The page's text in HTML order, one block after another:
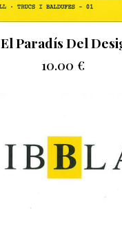
El Paradís Del
10.00 €